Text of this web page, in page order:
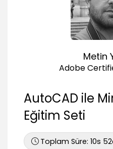
Plan çizimi 1
Plan çizimi 2
09:02
Plan çizimi 5
03:09
Plan çizimi 6
04:53
Metin
Adobe
AutoCAD ile
Eğitim Seti
Toplam Süre:10s